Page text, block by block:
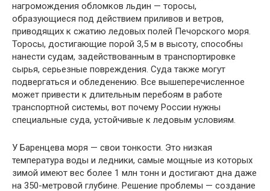
нагромождения обломков льдин — торосы,
образующиеся под действием приливов и ветров,
приводящих к сжатию ледовых полей Печорского моря.
Торосы, достигающие порой 3,5 м в высоту, способны
нанести судам, задей­ствованным в транспортировке
сырья, серьез­ные повреждения. Суда также могут
подвергать­ся и обледенению. Все вышеперечисленное
мо­жет привести к длительным перебоям в работе
транспортной системы, вот почему России нуж­ны
специальные суда, устойчивые к ледовым ус­ловиям.
У Баренцева моря — свои тонкости. Это низ­кая
температура воды и ледники, самые мощ­ные из которых
зимой имеют вес более 1 млн тонн и достигают дна даже
на 350-метровой глу­бине. Решение проблемы — создание